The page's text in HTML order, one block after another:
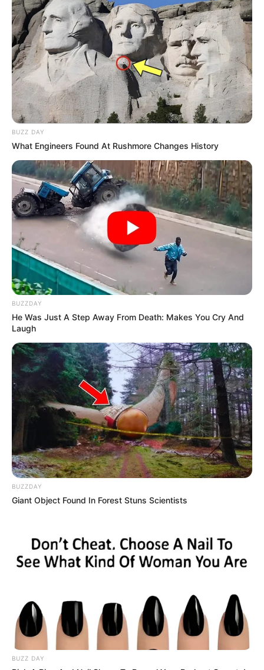
BUZZ DAY
What Engineers Found At Rushmore Changes History
BUZZDAY
He Was Just A Step Away From Death: Makes You Cry And
Laugh
BUZZDAY
Giant Object Found In Forest Stuns Scientists
BUZZ DAY